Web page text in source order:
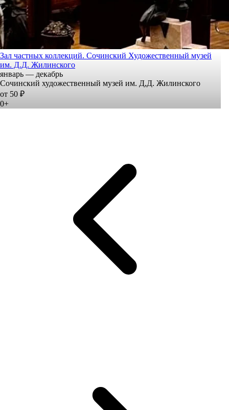
Зал частных коллекций. Сочинский Художественный музей
им. Д.Д. Жилинского
январь — декабрь
Сочинский художественный музей им. Д,Д. Жилинского
от 50 ₽
0+